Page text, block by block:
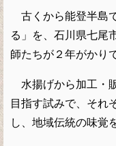
古くから能登半島
る」を、石川県七尾
師たちが２年がかり
水揚げから加工・
目指す試みで、それ
し、地域伝統の味覚